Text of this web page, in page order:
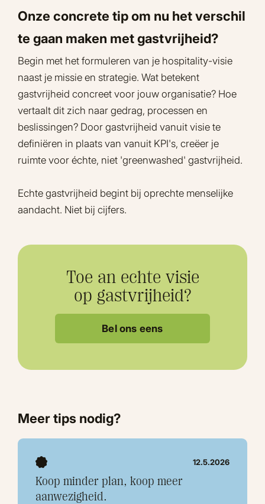
Onze concrete tip om nu het verschil
te gaan maken met gastvrijheid?
Begin met het formuleren van je hospitality-visie
naast je missie en strategie. Wat betekent
gastvrijheid concreet voor jouw organisatie? Hoe
vertaalt dit zich naar gedrag, processen en
beslissingen? Door gastvrijheid vanuit visie te
definiëren in plaats van vanuit KPI's, creëer je
ruimte voor échte, niet 'greenwashed' gastvrijheid.
Echte gastvrijheid begint bij oprechte menselijke
aandacht. Niet bij cijfers.
Toe an echte visie
op gastvrijheid?
Bel ons eens
Meer tips nodig?
12.5.2026
Koop minder plan, koop meer
aanwezigheid.